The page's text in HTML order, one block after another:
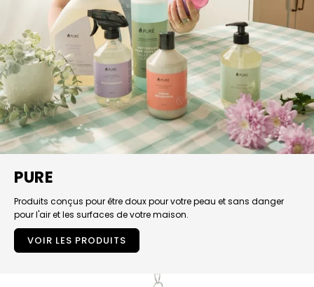
PURE
Produits conçus pour être doux pour votre peau et sans danger
pour l'air et les surfaces de votre maison.
VOIR LES PRODUITS